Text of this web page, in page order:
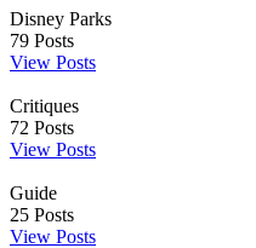
Disney Parks
79 Posts
View Posts
Critiques
72 Posts
View Posts
Guide
25 Posts
View Posts